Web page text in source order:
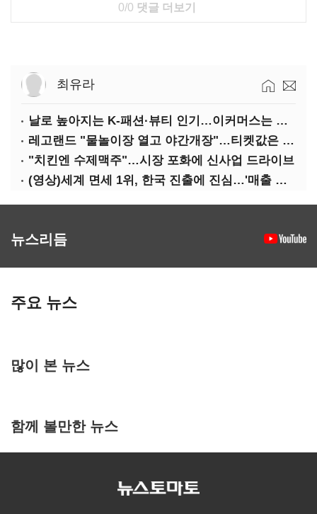
0/0 댓글 더보기
최유라
날로 높아지는 K-패션·뷰티 인기…이커머스는 역직구 키운다
레고랜드 "물놀이장 열고 야간개장"…티켓값은 동결
"치킨엔 수제맥주"…시장 포화에 신사업 드라이브
(영상)세계 면세 1위, 한국 진출에 진심…'매출 증빙' 물어봤다
뉴스리듬
주요 뉴스
많이 본 뉴스
함께 볼만한 뉴스